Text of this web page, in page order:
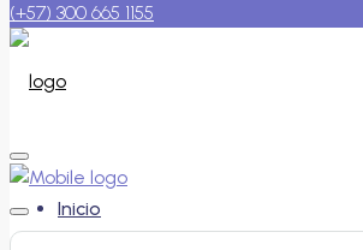
(+57) 300 665 1155
Inicio